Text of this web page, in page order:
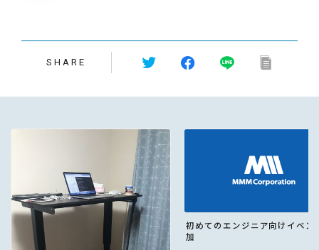
SHARE
初めてのエンジニア向けイベン
加